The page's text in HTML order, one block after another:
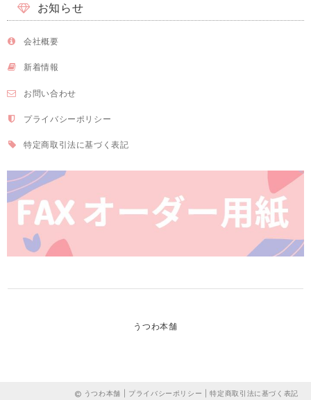
お知らせ
会社概要
新着情報
お問い合わせ
プライバシーポリシー
特定商取引法に基づく表記
うつわ本舗
うつわ本舗 | プライバシーポリシー |特定商取引法に基づく表記